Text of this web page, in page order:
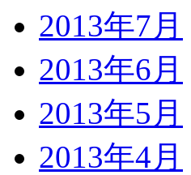
2013年7月
2013年6月
2013年5月
2013年4月